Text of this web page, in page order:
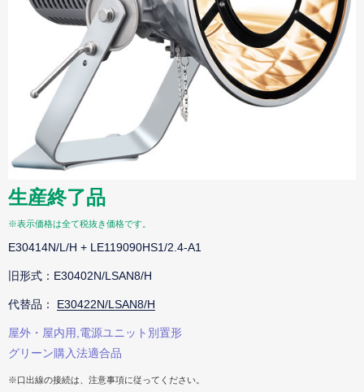
生産終了品
※表示価格は全て税抜き価格です。
E30414N/L/H + LE119090HS1/2.4-A1
旧形式：E30402N/LSAN8/H
代替品： E30422N/LSAN8/H
屋外・屋内用,電源ユニット別置形
グリーン購入法適合品
※口出線の接続は、注意事項に従ってください。